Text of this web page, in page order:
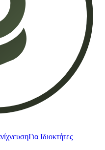
Για Ιδιοκτήτες